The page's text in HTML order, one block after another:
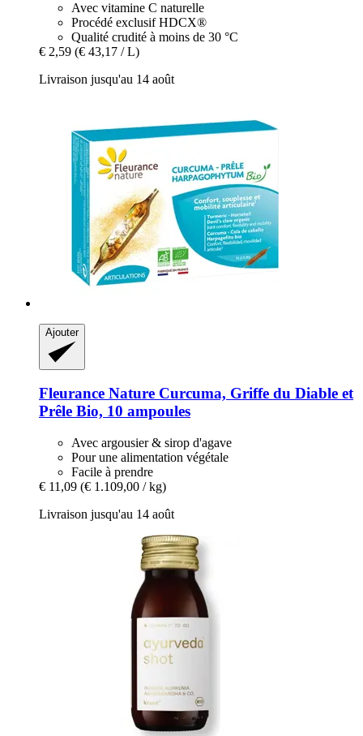
Avec vitamine C naturelle
Procédé exclusif HDCX®
Qualité crudité à moins de 30 °C
€ 2,59 (€ 43,17 / L)
Livraison jusqu'au 14 août
Ajouter
Fleurance Nature Curcuma, Griffe du Diable et
Prêle Bio, 10 ampoules
Avec argousier & sirop d'agave
Pour une alimentation végétale
Facile à prendre
€ 11,09 (€ 1.109,00 / kg)
Livraison jusqu'au 14 août